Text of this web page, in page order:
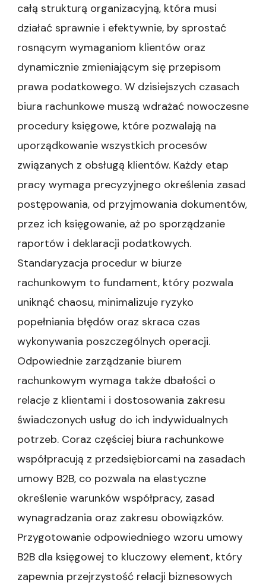
całą strukturą organizacyjną, która musi
działać sprawnie i efektywnie, by sprostać
rosnącym wymaganiom klientów oraz
dynamicznie zmieniającym się przepisom
prawa podatkowego. W dzisiejszych czasach
biura rachunkowe muszą wdrażać nowoczesne
procedury księgowe, które pozwalają na
uporządkowanie wszystkich procesów
związanych z obsługą klientów. Każdy etap
pracy wymaga precyzyjnego określenia zasad
postępowania, od przyjmowania dokumentów,
przez ich księgowanie, aż po sporządzanie
raportów i deklaracji podatkowych.
Standaryzacja procedur w biurze
rachunkowym to fundament, który pozwala
uniknąć chaosu, minimalizuje ryzyko
popełniania błędów oraz skraca czas
wykonywania poszczególnych operacji.
Odpowiednie zarządzanie biurem
rachunkowym wymaga także dbałości o
relacje z klientami i dostosowania zakresu
świadczonych usług do ich indywidualnych
potrzeb. Coraz częściej biura rachunkowe
współpracują z przedsiębiorcami na zasadach
umowy B2B, co pozwala na elastyczne
określenie warunków współpracy, zasad
wynagradzania oraz zakresu obowiązków.
Przygotowanie odpowiedniego wzoru umowy
B2B dla księgowej to kluczowy element, który
zapewnia przejrzystość relacji biznesowych